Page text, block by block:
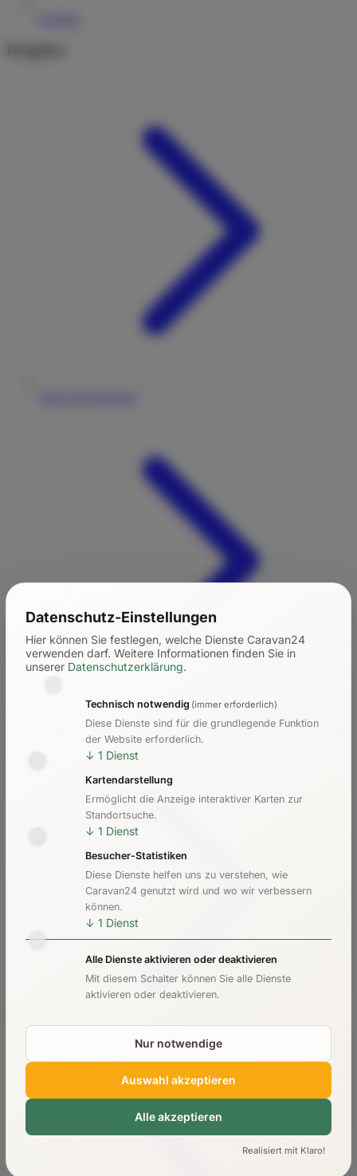
Kosten & Preise
Datenschutz-Einstellungen
Hier können Sie festlegen, welche Dienste Caravan24
verwenden darf. Weitere Informationen finden Sie in
unserer Datenschutzerklärung.
Technisch notwendig (immer erforderlich)
Diese Dienste sind für die grundlegende Funktion
der Website erforderlich.
↓ 1 Dienst
Kartendarstellung
Ermöglicht die Anzeige interaktiver Karten zur
Standortsuche.
↓ 1 Dienst
Besucher-Statistiken
Diese Dienste helfen uns zu verstehen, wie
Caravan24 genutzt wird und wo wir verbessern
können.
↓ 1 Dienst
Alle Dienste aktivieren oder deaktivieren
Mit diesem Schalter können Sie alle Dienste
aktivieren oder deaktivieren.
Nur notwendige
Auswahl akzeptieren
Alle akzeptieren
Realisiert mit Klaro!